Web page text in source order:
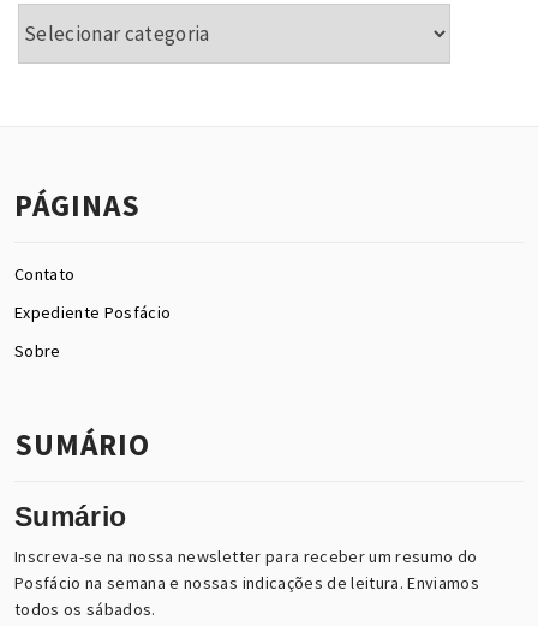
PÁGINAS
Contato
Expediente Posfácio
Sobre
SUMÁRIO
Sumário
Inscreva-se na nossa newsletter para receber um resumo do
Posfácio na semana e nossas indicações de leitura. Enviamos
todos os sábados.